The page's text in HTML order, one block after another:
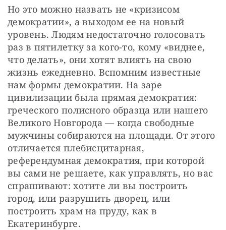
Но это можно назвать не «кризисом
демократии», а выходом ее на новый
уровень. Людям недостаточно голосовать
раз в пятилетку за кого-то, кому «виднее,
что делать», они хотят влиять на свою
жизнь ежедневно. Вспомним известные
нам формы демократии. На заре
цивилизации была прямая демократия:
греческого полисного образца или нашего
Великого Новгорода — когда свободные
мужчины собираются на площади. От этого
отличается плебисцитарная,
референдумная демократия, при которой
вы сами не решаете, как управлять, но вас
спрашивают: хотите ли вы построить
город, или разрушить дворец, или
построить храм на пруду, как в
Екатеринбурге.